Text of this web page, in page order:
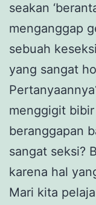
seakan
menganggap
sebuah
yang sangat
menggigit
beranggapan
sangat seksi?
karena hal
Mari kita